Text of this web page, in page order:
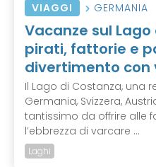
VIAGGI GERMANIA
Vacanze sul
pirati, fattorie e
divertimento con
Il Lago di Costanza, una
Germania, Svizzera,
tantissimo da offrire alle
l’ebbrezza di varcare ...
Laghi